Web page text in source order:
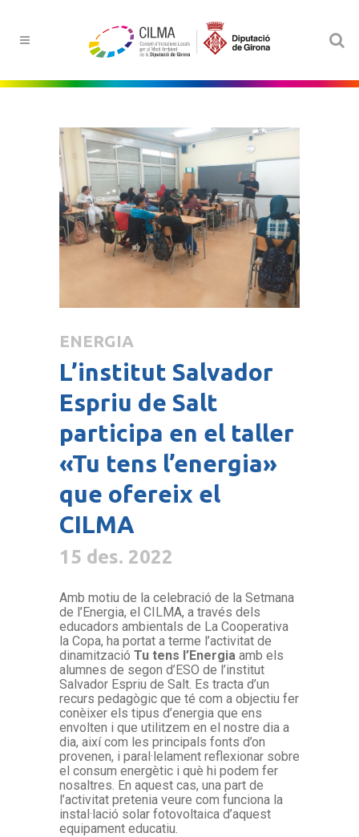
ENERGIA
L’institut Salvador
Espriu de Salt
participa en el taller
«Tu tens l’energia»
que ofereix el
CILMA
15 des. 2022
Amb motiu de la celebració de la Setmana
de l’Energia, el CILMA, a través dels
educadors ambientals de La Cooperativa
la Copa, ha portat a terme l’activitat de
dinamització Tu tens l’Energia amb els
alumnes de segon d’ESO de l’institut
Salvador Espriu de Salt. Es tracta d’un
recurs pedagògic que té com a objectiu fer
conèixer els tipus d’energia que ens
envolten i que utilitzem en el nostre dia a
dia, així com les principals fonts d’on
provenen, i paral·lelament reflexionar sobre
el consum energètic i què hi podem fer
nosaltres. En aquest cas, una part de
l’activitat pretenia veure com funciona la
instal·lació solar fotovoltaica d’aquest
equipament educatiu.